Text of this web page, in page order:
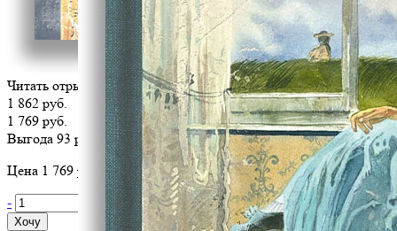
Читать отрывок
1 862 руб.
1 769 руб.
Выгода 93 руб.
Цена 1 769 руб. за 1 шт
-
+
Хочу